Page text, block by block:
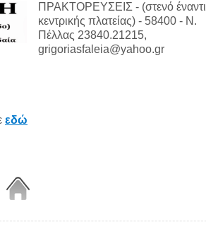
ΠΡΑΚΤΟΡΕΥΣΕΙΣ - (στενό έναντι
κεντρικής πλατείας) - 58400 - Ν.
Πέλλας 23840.21215,
grigoriasfaleia@yahoo.gr
εδώ